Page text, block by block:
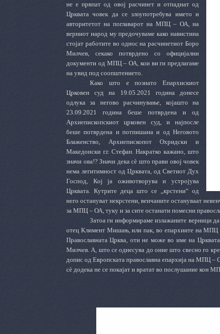
не е првпат од овој расчинет и отпаднат од
Црквата човек да се злоупотребува името и
авторитетот на поглаварот на МПЦ – ОА, на
верниот народ му предочуваме како навистина
стојат работите во однос на расчинетиот Боро
Милчев, секако потврдено со официјални
документи од МПЦ – ОА, кои ви ги предлагаме
на увид под соопштението.
Како што е познато Епархискиот
Црковен суд на 19.05.2021 година донесе
одлука за негово расчинување, којашто на
23.09.2021 година беше потврдена и од
Архиепископскиот црковен суд, и најпосле
беше потврдена и потпишана и од Неговото
Блаженство, Архиепископот Охридски и
Македонски г.г. Стефан. Накратко кажано, што
значи ова!? Значи дека сѐ што прави овој човек
нема легитимност од Црквата, од Светиот Дух
Господ, Кој ја оживотворува и устројува
Црквата. Кутрите деца што се „крстени“ од
него остануват некрстени, венчаните остануваат
за МПЦ – ОА, туку и за сите останати помесни
Затоа ги информираме излажаните верници
отец Климент Мишањ, илипак, во епархиите на МПЦ
Православната Црква, оти не може во име на
Милчев. А, што се однесува до оние што свесно го
допис од Европската православна епархија на МПЦ –
сѐ додека не се покајат и вратат во послушание кон